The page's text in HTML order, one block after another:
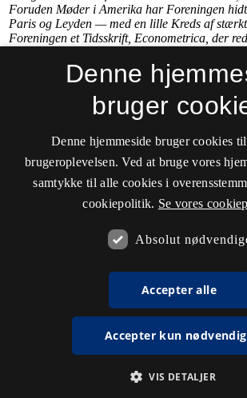
Denne
bruger
Denne hjemmeside bruger cookies
brugeroplevelsen. Ved at bruge vores
samtykke til alle cookies i
cookiepolitik. Se vores
Absolut
Accepter alle
Accepter kun
VIS DETALJER